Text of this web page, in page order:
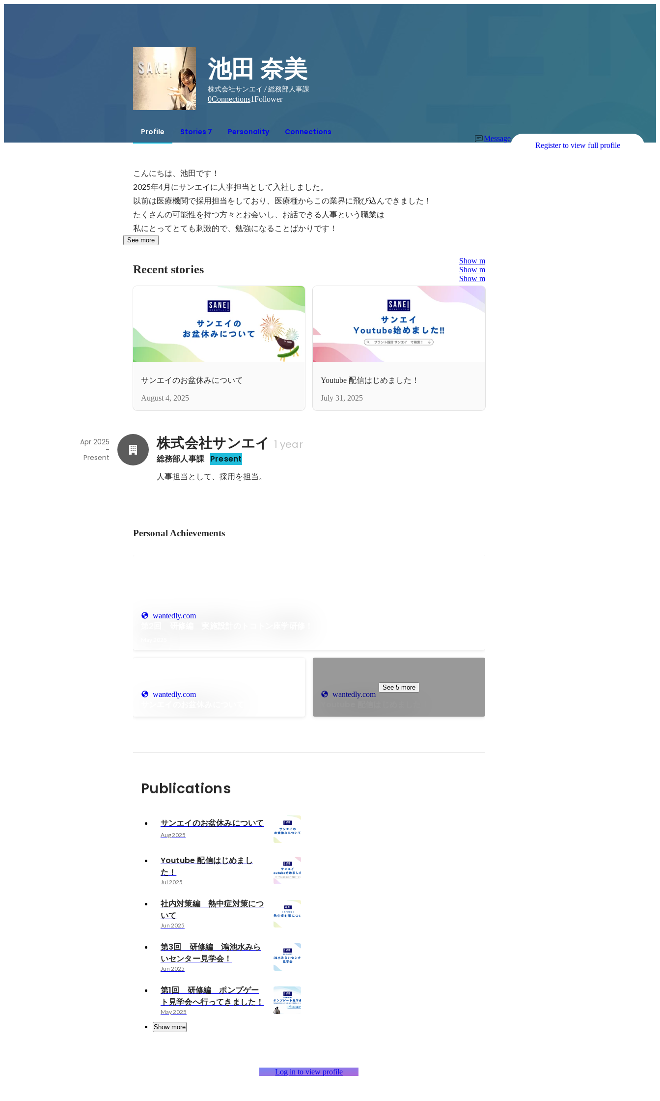
池田 奈美
株式会社サンエイ / 総務部人事課
0Connections1Follower
Profile Stories 7 Personality Connections
Message
Register to view full profile
こんにちは、池田です！
2025年4月にサンエイに人事担当として入社しました。
以前は医療機関で採用担当をしており、医療種からこの業界に飛び込んできました！
たくさんの可能性を持つ方々とお会いし、お話できる人事という職業は
私にとってとても刺激的で、勉強になることばかりです！
See more
Recent stories
Show more
Show more
Show more
サンエイのお盆休みについて
August 4, 2025
Youtube 配信はじめました！
July 31, 2025
株式会社サンエイ 1 year
総務部人事課 Present
Apr 2025
-
Present
人事担当として、採用を担当。
Personal Achievements
wantedly.com
wantedly.com wantedly.com
See 5 more
Publications
サンエイのお盆休みについて
Aug 2025
Youtube 配信はじめまし
た！
Jul 2025
社内対策編 熱中症対策につ
いて
Jun 2025
第3回 研修編 鴻池水みら
いセンター見学会！
Jun 2025
第1回 研修編 ポンプゲー
ト見学会へ行ってきました！
May 2025
Show more
Log in to view profile